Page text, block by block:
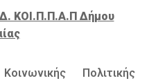
ΚΟΙ.Π.Π.Α.Π Δήμου
Πολιτικής